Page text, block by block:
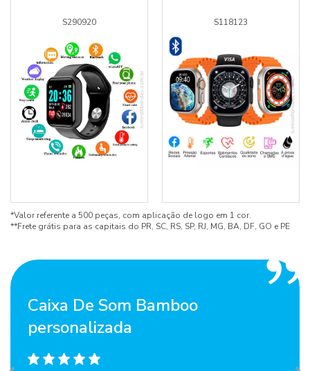
S290920 S118123
*Valor referente a 500 peças, com aplicação de logo em 1 cor.
**Frete grátis para as capitais do PR, SC, RS, SP, RJ, MG, BA, DF, GO e PE
Caixa De Som Bamboo
personalizada